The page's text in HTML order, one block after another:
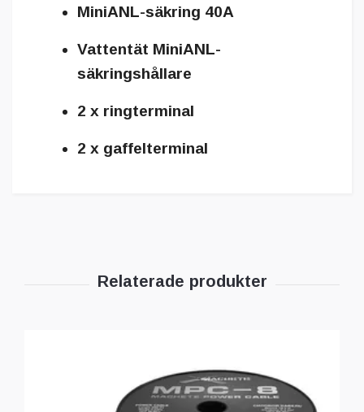
MiniANL-säkring 40A
Vattentät MiniANL-
säkringshållare
2 x ringterminal
2 x gaffelterminal